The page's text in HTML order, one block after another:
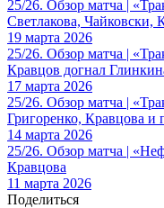
25/26. Обзор матча |
Светлакова, Чайковски,
19 марта 2026
25/26. Обзор матча |
Кравцов догнал
17 марта 2026
25/26. Обзор матча |
Григоренко, Кравцова и
14 марта 2026
25/26. Обзор матча |
Кравцова
11 марта 2026
Поделиться